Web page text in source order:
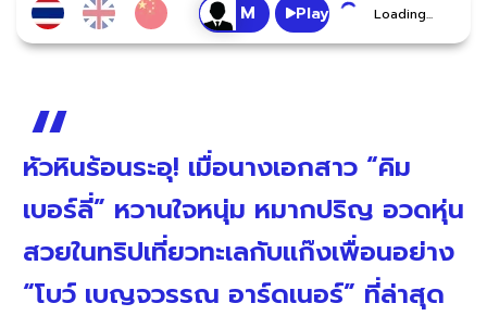
Play Loading...
หัวหินร้อนระอุ! เมื่อนางเอกสาว “คิม
เบอร์ลี่” หวานใจหนุ่ม หมากปริญ อวดหุ่น
สวยในทริปเที่ยวทะเลกับแก๊งเพื่อนอย่าง
“โบว์ เบญจวรรณ อาร์ดเนอร์” ที่ล่าสุด